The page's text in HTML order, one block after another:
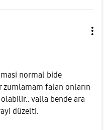
normal bide
zumlamam falan onların
valla bende ara
düzelti.